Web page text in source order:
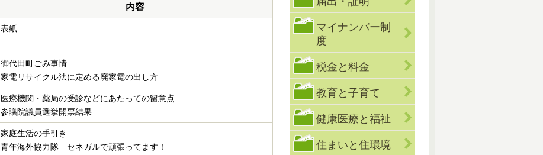
内容
表紙
御代田町ごみ事情
家電リサイクル法に定める廃家電の出し方
医療機関・薬局の受診などにあたっての留意点
参議院議員選挙開票結果
家庭生活の手引き
青年海外協力隊 セネガルで頑張ってます！
マイナンバー制
度
税金と料金
教育と子育て
健康医療と福祉
住まいと住環境